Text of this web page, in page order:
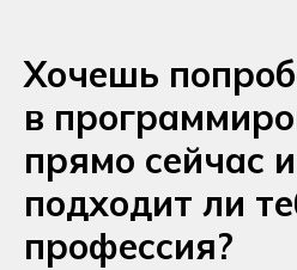
Хочешь
в
прямо сейчас
подходит ли
профессия?